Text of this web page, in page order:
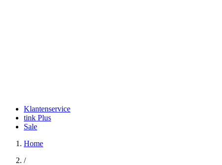
Klantenservice
tink Plus
Sale
Home
/